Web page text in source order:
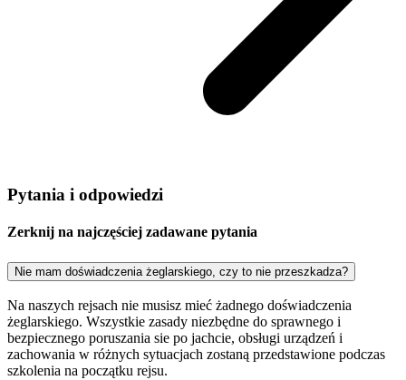
Pytania i odpowiedzi
Zerknij na najczęściej zadawane pytania
Nie mam doświadczenia żeglarskiego, czy to nie przeszkadza?
Na naszych rejsach nie musisz mieć żadnego doświadczenia
żeglarskiego. Wszystkie zasady niezbędne do sprawnego i
bezpiecznego poruszania sie po jachcie, obsługi urządzeń i
zachowania w różnych sytuacjach zostaną przedstawione podczas
szkolenia na początku rejsu.